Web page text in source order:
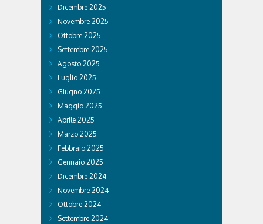
Dicembre 2025
Novembre 2025
Ottobre 2025
Settembre 2025
Agosto 2025
Luglio 2025
Giugno 2025
Maggio 2025
Aprile 2025
Marzo 2025
Febbraio 2025
Gennaio 2025
Dicembre 2024
Novembre 2024
Ottobre 2024
Settembre 2024